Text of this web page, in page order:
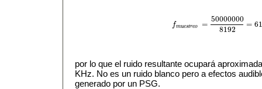
fmuestreo =
50000000
8192
=
fmuestr o= 500000008192=
por lo que el ruido resultante ocupará
KHz. No es un ruido blanco pero a efectos
generado por un PSG.